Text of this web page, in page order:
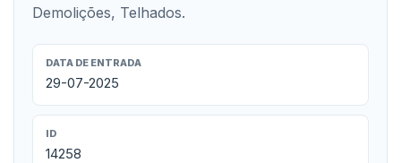
Demolições, Telhados.
DATA DE ENTRADA
29-07-2025
ID
14258